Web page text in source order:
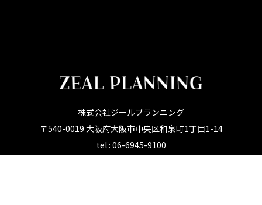
株式会社ジールプランニング
〒540-0019 大阪府大阪市中央区和泉町1丁目1-14
tel : 06-6945-9100